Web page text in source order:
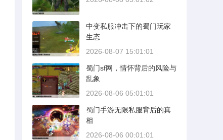
中变私服冲击下的蜀门玩家
生态
2026-08-07 15:01:01
蜀门sf网，情怀背后的风险与
乱象
2026-08-06 05:01:01
蜀门手游无限私服背后的真
相
2026-08-06 00:01:01